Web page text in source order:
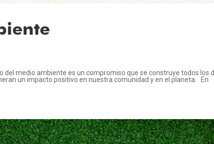
del medio ambiente es un compromiso que se construye todos los
un impacto positivo en nuestra comunidad y en el planeta. En